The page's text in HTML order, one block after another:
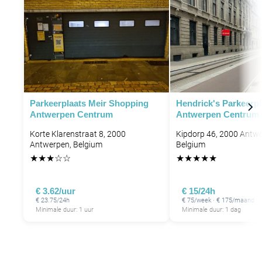
P
Parkeerplaats Meir Shopping
Antwerpen Centrum
Korte Klarenstraat 8, 2000
Antwerpen, Belgium
★★★☆☆
€ 3.62/uur
€ 23.75/24h
Minimale duur: 1 uur
Hendrick's
Antwerpen Centrum
Kipdorp 46, 2000
Belgium
★★★★★
€ 15/24h
€ 75/week · € 175/maand
Minimale duur: 1 dag